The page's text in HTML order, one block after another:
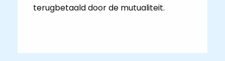
terugbetaald door de mutualiteit.